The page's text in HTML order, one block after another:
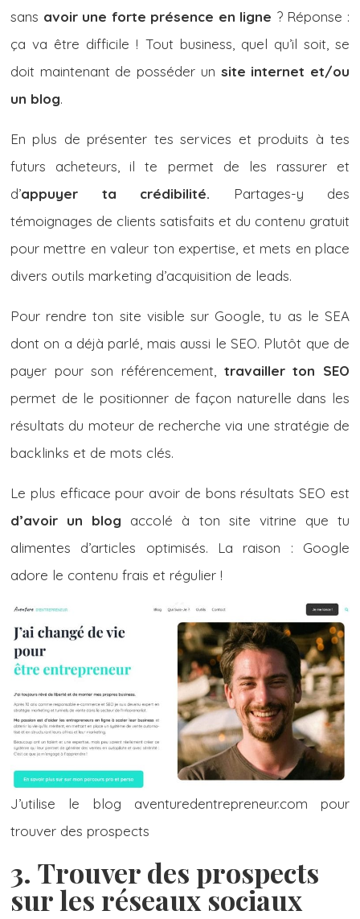
sans avoir une forte présence en ligne ? Réponse :
ça va être difficile ! Tout business, quel qu’il soit, se
doit maintenant de posséder un site internet et/ou
un blog.
En plus de présenter tes services et produits à tes
futurs acheteurs, il te permet de les rassurer et
d’appuyer ta crédibilité.
Partages-y des
témoignages de clients satisfaits et du contenu gratuit
pour mettre en valeur ton expertise, et mets en place
divers outils marketing d’acquisition de leads.
Pour rendre ton site visible sur Google, tu as le SEA
dont on a déjà parlé, mais aussi le SEO. Plutôt que de
payer pour son référencement, travailler ton SEO
permet de le positionner de façon naturelle dans les
résultats du moteur de recherche via une stratégie de
backlinks et de mots clés.
Le plus efficace pour avoir de bons résultats SEO est
d’avoir un blog accolé à ton site vitrine que tu
alimentes d’articles optimisés. La raison : Google
adore le contenu frais et régulier !
J’utilise le blog aventuredentrepreneur.com pour
trouver des prospects
3. Trouver des prospects
sur les réseaux sociaux